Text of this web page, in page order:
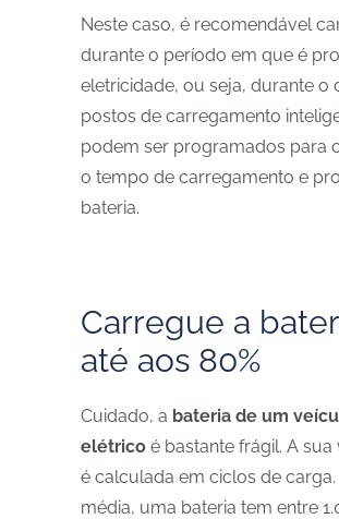
Neste caso, é recomendável
durante o período em que é
eletricidade, ou seja, durante o
postos de carregamento
podem ser programados para
o tempo de carregamento e
bateria.
Carregue a
até aos 80%
Cuidado, a bateria de um
elétrico é bastante frágil. A sua
é calculada em ciclos de carga.
média, uma bateria tem entre